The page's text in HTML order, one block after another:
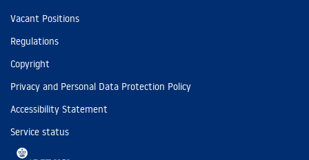
Vacant Positions
Regulations
Copyright
Privacy and Personal Data Protection Policy
Accessibility Statement
Service status